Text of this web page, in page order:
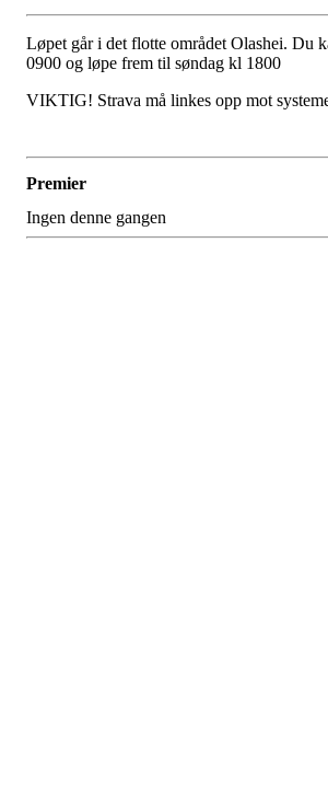
Løpet går i det flotte området Olashei. Du
0900 og løpe frem til søndag kl 1800
VIKTIG! Strava må linkes opp mot
Premier
Ingen denne gangen